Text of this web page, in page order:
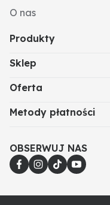
O nas
Produkty
Sklep
Oferta
Metody płatności
OBSERWUJ NAS